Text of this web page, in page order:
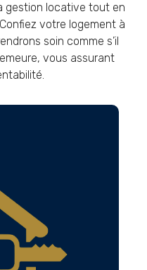
gestion locative tout en
votre logement à
soin comme s’il
vous assurant